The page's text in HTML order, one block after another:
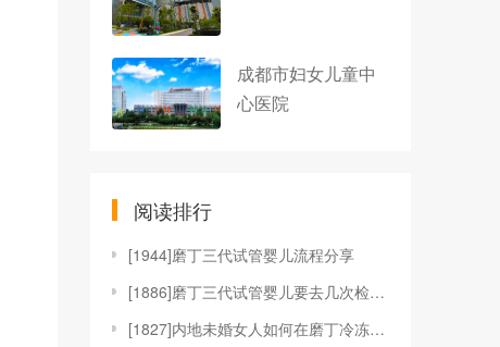
成都市妇女儿童中
心医院
阅读排行
[1944]磨丁三代试管婴儿流程分享
[1886]磨丁三代试管婴儿要去几次检查？
[1827]内地未婚女人如何在磨丁冷冻卵子？